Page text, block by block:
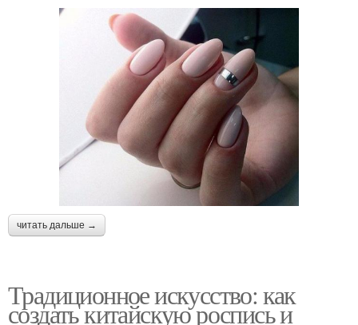
читать дальше →
Традиционное искусство: как
создать китайскую роспись и